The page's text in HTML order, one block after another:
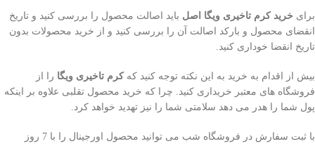
برای خرید کرم تاخیری ویگا اصل باید اصالت محصول را بررسی کنید و تاریخ
انقضای محصول و بارکد اصالت آن را بررسی کنید و از خرید محصولات بدون
تاریخ انقضا خوداری کنید.
بیش از اقدام به خرید به این نکته توجه کنید که کرم تاخیری ویگا را از
فروشگاه های معتبر خریداری کنید. چرا که خرید محصول تقلبی علاوه بر اینکه
پول شما را هدر می دهد سلامتی شما را نیز تهدید خواهد کرد.
با ثبت سفارش در فروشگاه شب می توانید محصول اورجینال را با 7 روز